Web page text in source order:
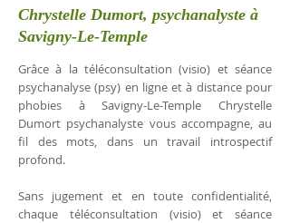
Chrystelle Dumort, psychanalyste à
Savigny-Le-Temple
Grâce à la téléconsultation (visio) et séance
psychanalyse (psy) en ligne et à distance pour
phobies à Savigny-Le-Temple Chrystelle
Dumort psychanalyste vous accompagne, au
fil des mots, dans un travail introspectif
profond.
Sans jugement et en toute confidentialité,
chaque téléconsultation (visio) et séance